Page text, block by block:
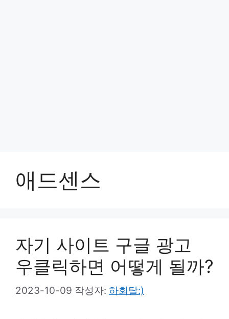
애드센스
자기 사이트 구글 광고
우클릭하면 어떻게 될까?
2023-10-09 작성자: 하회탈:)